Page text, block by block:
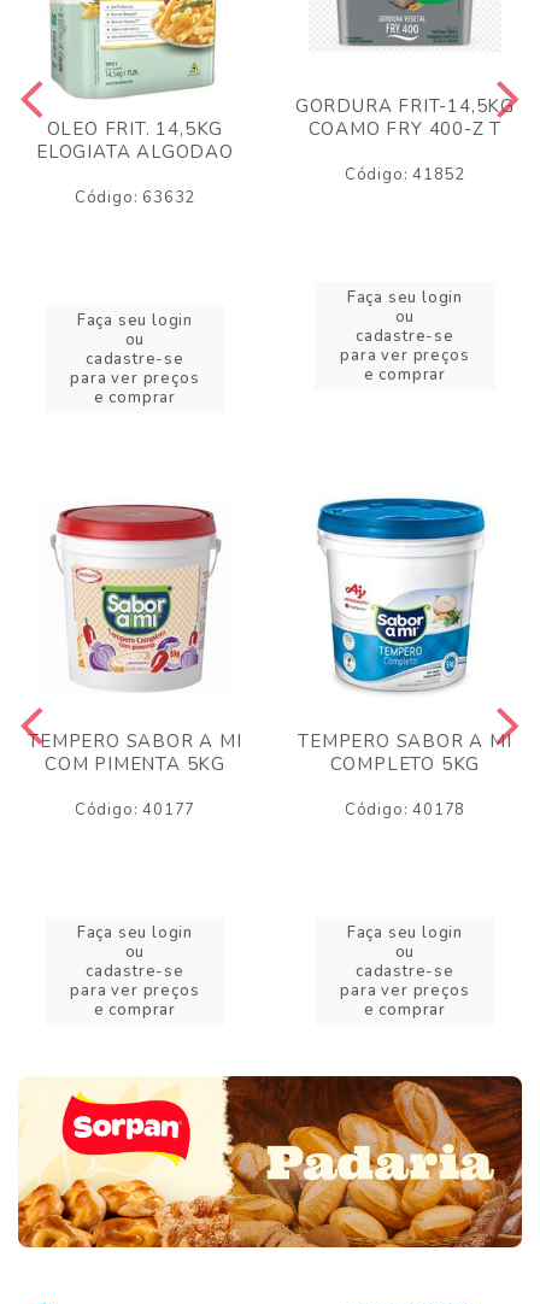
OLEO FRIT. 14,5KG
ELOGIATA ALGODAO
Código: 63632
Faça seu login
ou
cadastre-se
para ver preços
e comprar
GORDURA FRIT-14,5KG
COAMO FRY 400-Z T
Código: 41852
Faça seu login
ou
cadastre-se
para ver preços
e comprar
TEMPERO SABOR A MI
COM PIMENTA 5KG
Código: 40177
Faça seu login
ou
cadastre-se
para ver preços
e comprar
TEMPERO SABOR A MI
COMPLETO 5KG
Código: 40178
Faça seu login
ou
cadastre-se
para ver preços
e comprar